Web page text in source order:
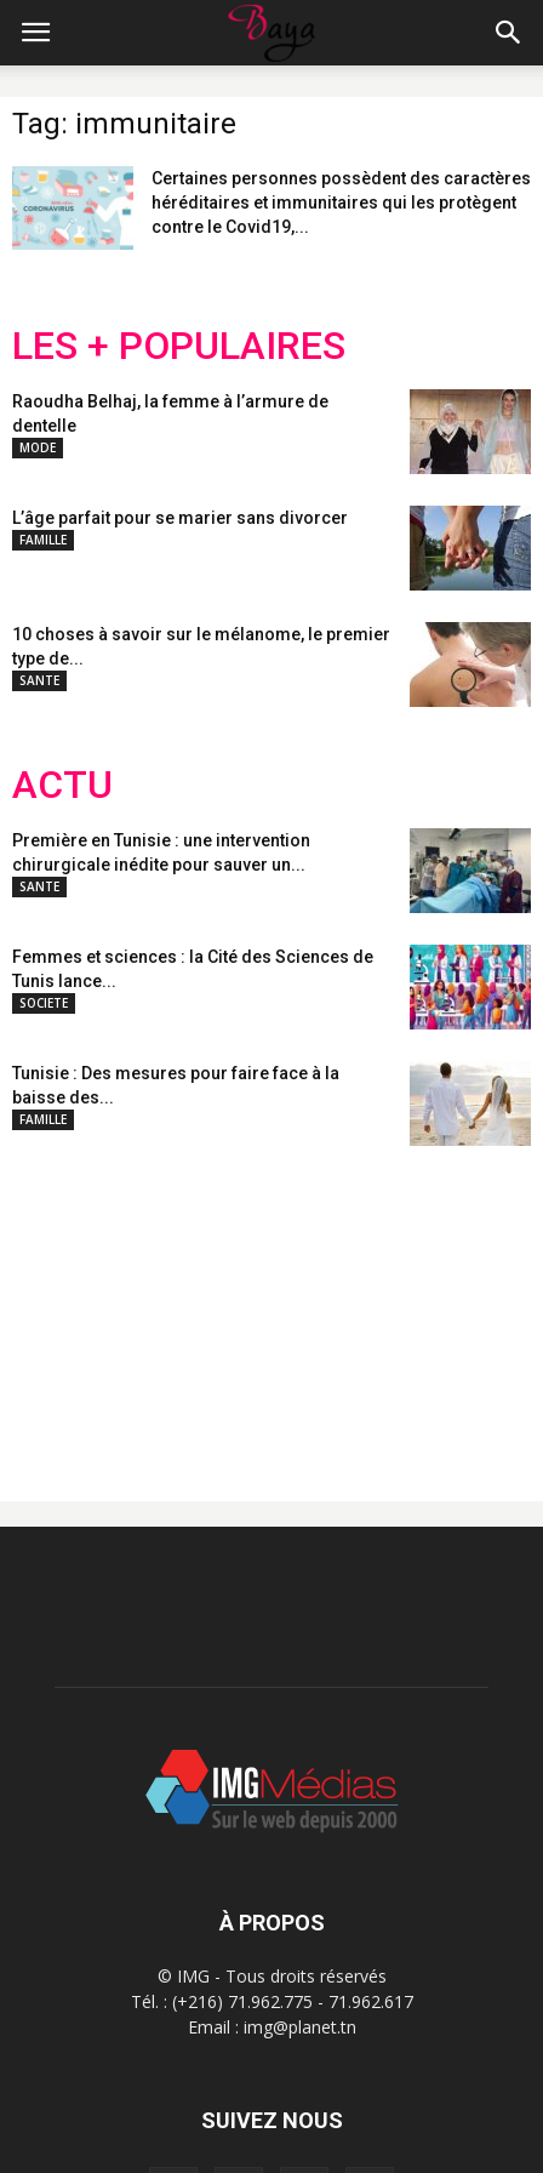
Tag: immunitaire
Certaines personnes possèdent des caractères
héréditaires et immunitaires qui les protègent
contre le Covid19,...
LES + POPULAIRES
Raoudha Belhaj, la femme à l’armure de
dentelle
MODE
L’âge parfait pour se marier sans divorcer
FAMILLE
10 choses à savoir sur le mélanome, le premier
type de...
SANTE
ACTU
Première en Tunisie : une intervention
chirurgicale inédite pour sauver un...
SANTE
Femmes et sciences : la Cité des Sciences de
Tunis lance...
SOCIETE
Tunisie : Des mesures pour faire face à la
baisse des...
FAMILLE
À PROPOS
© IMG - Tous droits réservés
Tél. : (+216) 71.962.775 - 71.962.617
Email : img@planet.tn
SUIVEZ NOUS